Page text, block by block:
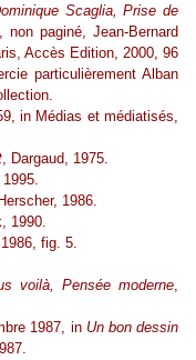
Scaglia, Prise de
paginé, Jean-Bernard
Accès Edition, 2000, 96
particulièrement Alban
in Médias et médiatisés,
, Dargaud, 1975.
1995.
1986.
1990.
fig. 5.
voilà, Pensée moderne,
1987, in Un bon dessin